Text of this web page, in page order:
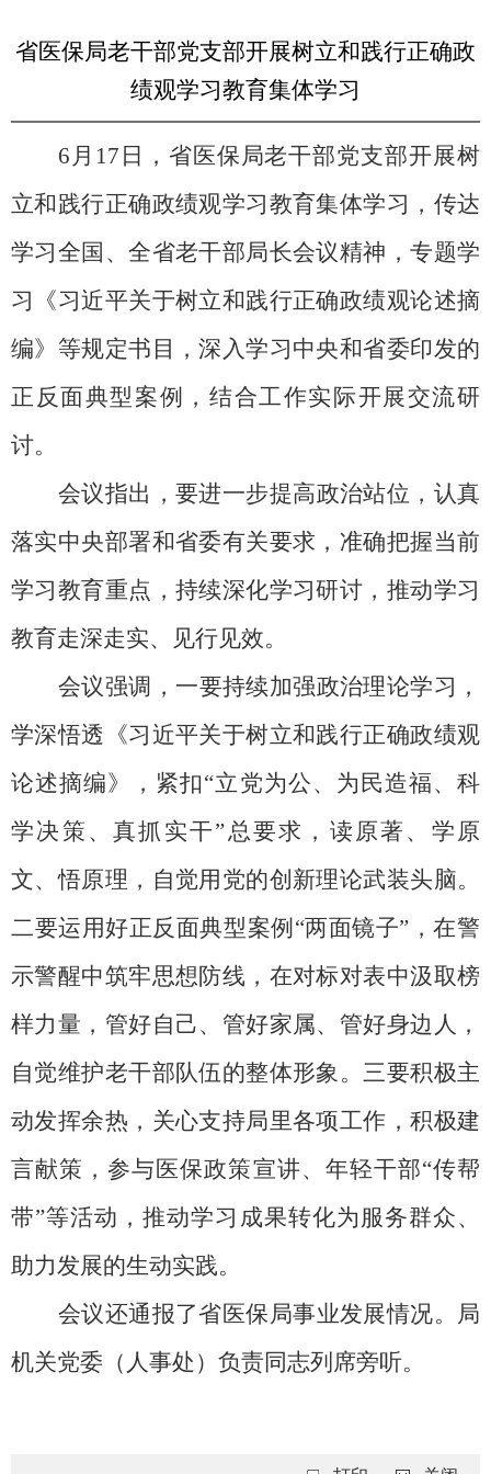
省医保局老干部党支部开展树立和践行正确政
绩观学习教育集体学习
6 月 17 日，省医保局老干部党支部开展树
立和践行正确政绩观学习教育集体学习，传达
学习全国、全省老干部局长会议精神，专题学
习《习近平关于树立和践行正确政绩观论述摘
编》 等规定书目，深入学习中央和省委印发的
正反面典型案例，结合工作实际开展交流研
讨。
会议指出，要进一步提高政治站位， 认真
落实中央部署和省委有关要求， 准确把握当前
学习教育重点，持续深化学习研讨，推动学习
教育走深走实、见行见效。
会议强调 ， 一要持续加强政治理论学习 ，
学深悟透 《习近平关于树立和践行正确政绩观
论述摘编》
， 紧扣“立党为公、为民造福、科
学决策、真抓实干”总要求，读原著、学原
文、悟原理，自觉用党的创新理论武装头脑。
二要运用好正反面典型案例 “两面镜子”，在警
示警醒中筑牢思想防线，在对标对表中汲取榜
样力量，管好自己、管好家属、管好身边人，
自觉维护老干部队伍的整体形象。三要积极主
动发挥余热，关心支持局里各项工作，积极建
言献策，参与医保政策宣讲、年轻干部“传帮
带”等活动，推动学习成果转化为服务群众、
助力发展的生动实践。
会议还通报了省医保局事业发展情况。局
机关党委（人事处）负责同志列席旁听。